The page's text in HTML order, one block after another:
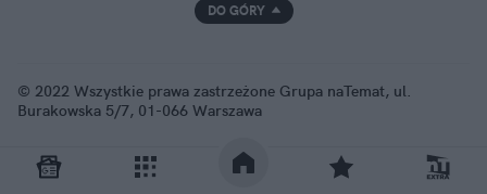
DO GÓRY
© 2022 Wszystkie prawa zastrzeżone Grupa naTemat, ul.
Burakowska 5/7, 01-066 Warszawa